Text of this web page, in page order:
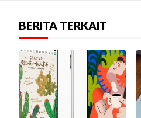
BERITA TERKAIT